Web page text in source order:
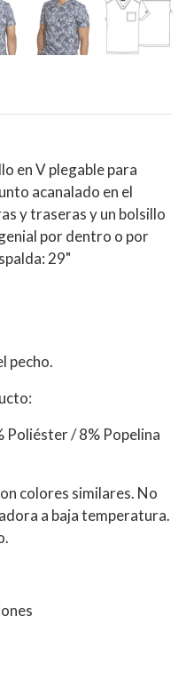
en V plegable para
acanalado en el
y traseras y un bolsillo
por dentro o por
29"
pecho.
Poliéster / 8% Popelina
colores similares. No
a baja temperatura.